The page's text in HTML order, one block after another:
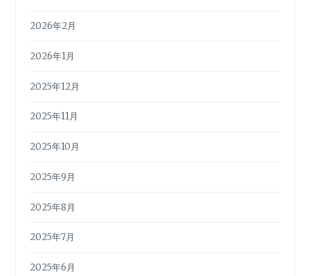
2026年2月
2026年1月
2025年12月
2025年11月
2025年10月
2025年9月
2025年8月
2025年7月
2025年6月